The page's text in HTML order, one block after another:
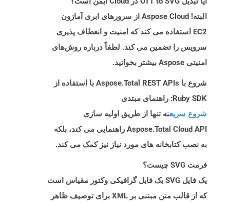
البته! Aspose Cloud از سرورهای ابری آمازون
EC2 استفاده می کند که امنیت و انعطاف پذیری
سرویس را تضمین می کند. لطفاً درباره روش‌های
امنیتی Aspose بیشتر بخوانید.
شروع با Aspose.Total REST APIs با استفاده از
Ruby SDK: راهنمای مبتدی
شروع سریعنه تنها از طریق اولیه سازی
Aspose.Total Cloud API راهنمایی می کند، بلکه
به نصب کتابخانه های مورد نیاز نیز کمک می کند.
فرمت SVG چیست؟
یک فایل SVG یک فایل گرافیکی وکتور مقیاس است
که از قالب متن مبتنی بر XML برای توصیف ظاهر